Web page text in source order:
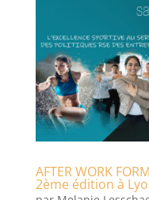
AFTER WORK
2ème édition à